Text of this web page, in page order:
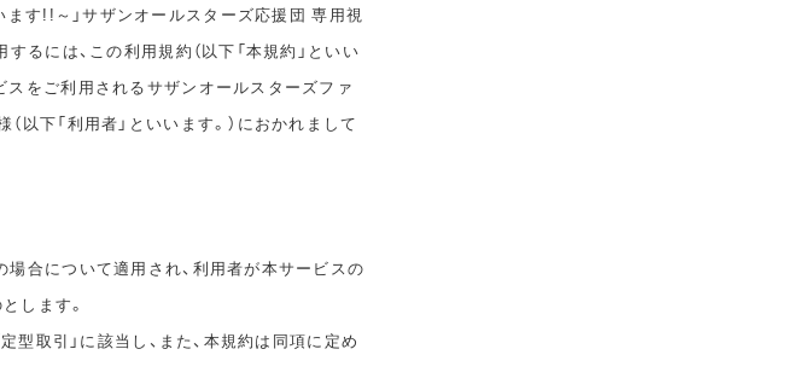
す!!～」サザンオールスターズ応援団 専用視
るには、この利用規約（以下「本規約」といい
スをご利用されるサザンオールスターズファ
以下「利用者」といいます。）におかれまして
合について適用され、利用者が本サービスの
します。
取引」に該当し、また、本規約は同項に定め